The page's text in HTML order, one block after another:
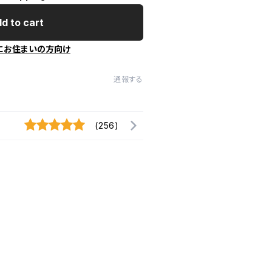
to cart
お住まいの方向け
通報する
(256)